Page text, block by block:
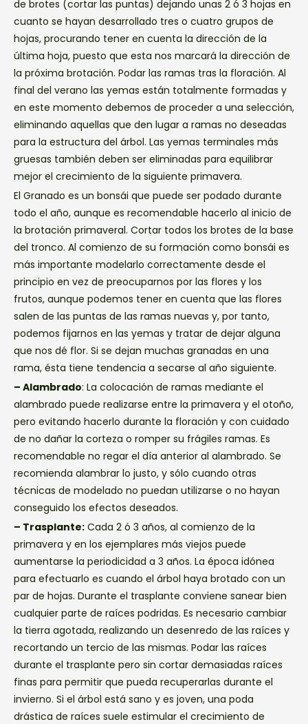
de brotes (cortar las puntas) dejando unas 2 ó 3 hojas en
cuanto se hayan desarrollado tres o cuatro grupos de
hojas, procurando tener en cuenta la dirección de la
última hoja, puesto que esta nos marcará la dirección de
la próxima brotación. Podar las ramas tras la floración. Al
final del verano las yemas están totalmente formadas y
en este momento debemos de proceder a una selección,
eliminando aquellas que den lugar a ramas no deseadas
para la estructura del árbol. Las yemas terminales más
gruesas también deben ser eliminadas para equilibrar
mejor el crecimiento de la siguiente primavera.
El Granado es un bonsái que puede ser podado durante
todo el año, aunque es recomendable hacerlo al inicio de
la brotación primaveral. Cortar todos los brotes de la base
del tronco. Al comienzo de su formación como bonsái es
más importante modelarlo correctamente desde el
principio en vez de preocuparnos por las flores y los
frutos, aunque podemos tener en cuenta que las flores
salen de las puntas de las ramas nuevas y, por tanto,
podemos fijarnos en las yemas y tratar de dejar alguna
que nos dé flor. Si se dejan muchas granadas en una
rama, ésta tiene tendencia a secarse al año siguiente.
– Alambrado: La colocación de ramas mediante el
alambrado puede realizarse entre la primavera y el otoño,
pero evitando hacerlo durante la floración y con cuidado
de no dañar la corteza o romper su frágiles ramas. Es
recomendable no regar el día anterior al alambrado. Se
recomienda alambrar lo justo, y sólo cuando otras
técnicas de modelado no puedan utilizarse o no hayan
conseguido los efectos deseados.
– Trasplante: Cada 2 ó 3 años, al comienzo de la
primavera y en los ejemplares más viejos puede
aumentarse la periodicidad a 3 años. La época idónea
para efectuarlo es cuando el árbol haya brotado con un
par de hojas. Durante el trasplante conviene sanear bien
cualquier parte de raíces podridas. Es necesario cambiar
la tierra agotada, realizando un desenredo de las raíces y
recortando un tercio de las mismas. Podar las raíces
durante el trasplante pero sin cortar demasiadas raíces
finas para permitir que pueda recuperarlas durante el
invierno. Si el árbol está sano y es joven, una poda
drástica de raíces suele estimular el crecimiento de